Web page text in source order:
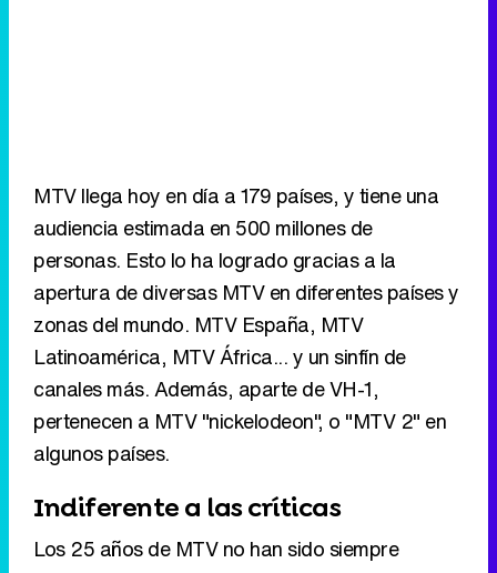
Latinoamérica, MTV África... y un sinfín de
canales más. Además, aparte de VH-1,
pertenecen a MTV "nickelodeon", o "MTV 2" en
algunos países.
Indiferente a las críticas
Los 25 años de MTV no han sido siempre
exitosos. Ha tenido que enfrentarse a críticas de
muy diverso tipo. Se le tachó, sobre todo en sus
inicios, de ser una cadena con claros síntomas
de discriminación racial. A esas primeras críticas
les sucedieron los videos del album Thriller, de